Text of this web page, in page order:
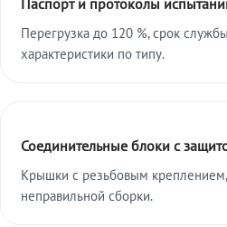
Паспорт и протоколы
Перегрузка до 120 %, срок
характеристики по типу.
Соединительные блоки с
Крышки с резьбовым
неправильной сборки.